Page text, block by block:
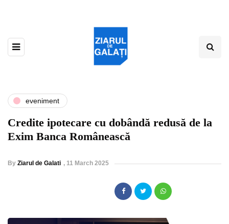
eveniment
Credite ipotecare cu dobândă redusă de la
Exim Banca Românească
By Ziarul de Galati , 11 March 2025